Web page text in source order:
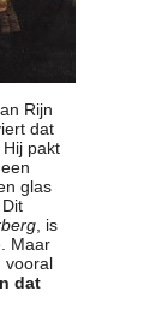
Rijn
dat
pakt
glas
, is
Maar
vooral
dat